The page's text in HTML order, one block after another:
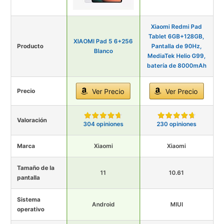
Producto
XIAOMI Pad 5 6+256
Blanco
Xiaomi Redmi Pad
Tablet 6GB+128GB,
Pantalla de 90Hz,
MediaTek Helio G99,
batería de 8000mAh
Precio Ver Precio Ver Precio
Valoración
304 opiniones 230 opiniones
Marca Xiaomi Xiaomi
Tamaño de la
pantalla
11 10.61
Sistema
operativo
Android MIUI